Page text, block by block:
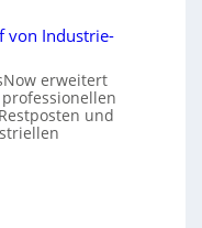
von Industrie-
erweitert
und